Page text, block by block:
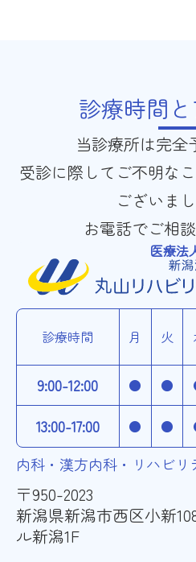
診療時間
当診療所は完全
受診に際してご不明な
ございまし
お電話でご相
医療法
診療時間 月 火
9:00-12:00 ● ●
13:00-17:00 ● ●
内科・漢方内科・リハビリ
〒950-2023
新潟県新潟市西区小新
ル新潟1F